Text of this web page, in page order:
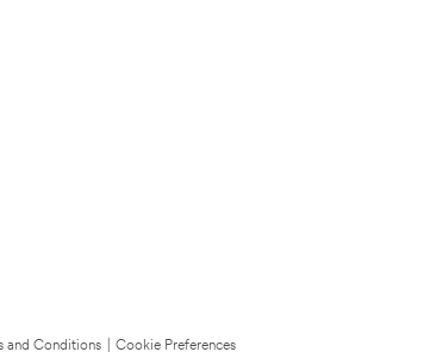
and Conditions
Cookie Preferences